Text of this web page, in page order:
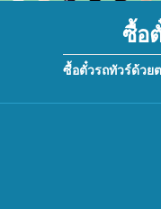
ซื้อ
ซื้อตั๋วรถทัวร์ด้วย